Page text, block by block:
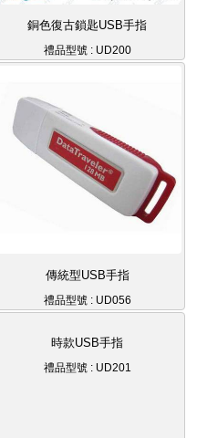
銅色復古鎖匙USB手指
禮品型號 : UD200
傳統型USB手指
禮品型號 : UD056
時款USB手指
禮品型號 : UD201